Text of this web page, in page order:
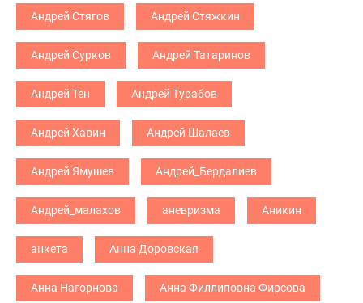
Андрей Стягов Андрей Стяжкин
Андрей Сурков Андрей Татаринов
Андрей Тен Андрей Турабов
Андрей Хавин Андрей Шалаев
Андрей Ямушев Андрей_Бердалиев
Андрей_малахов аневризма Аникин
анкета Анна Доровская
Анна Нагорнова Анна Филлиповна Фирсова